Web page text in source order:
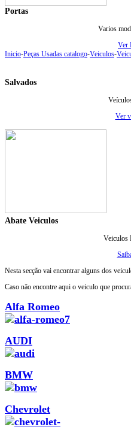
Portas
Varios
Ver
Inicio-Peças Usadas catalogo-Veiculos-
Salvados
Ver
Abate Veiculos
Veiculos
Nesta secção vai encontrar alguns dos
Caso não encontre aqui o veiculo que
Alfa Romeo
AUDI
BMW
Chevrolet